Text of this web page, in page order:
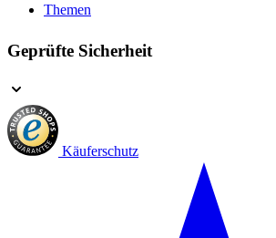
Themen
Geprüfte Sicherheit
Käuferschutz